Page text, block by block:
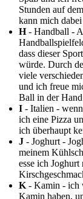
Stunden auf
kann mich
H- Handball -
dass dieser
würde. Durch
viele
und ich freue
Ball in der
I - Italien -
ich eine Pizza
ich überhaupt
J - Joghurt -
meinem
esse ich
K - Kamin - ich
Kamin haben,